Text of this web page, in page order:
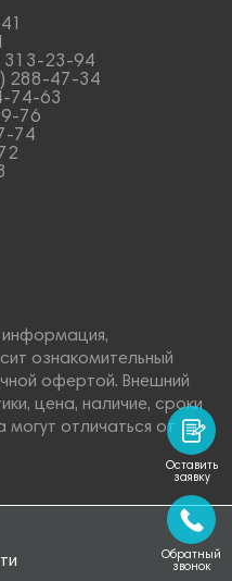
313-23-94
288-47-34
74-63
76
74
информация,
ознакомительный
офертой. Внешний
цена, наличие, сроки
могут отличаться от
Оставить
заявку
Обратный
звонок